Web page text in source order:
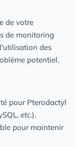
de votre
de monitoring
des
potentiel.
pour Pterodactyl
etc.).
pour maintenir